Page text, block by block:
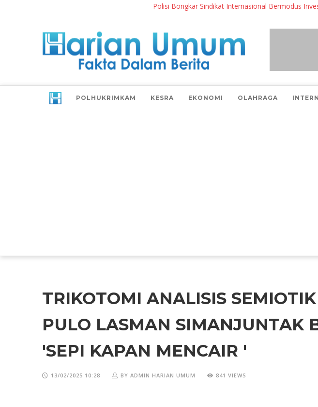
Polisi Bongkar Sindikat Internasional Bermodus Investasi
POLHUKRIMKAM KESRA EKONOMI OLAHRAGA
TRIKOTOMI ANALISIS
PULO LASMAN SIMANJUNTAK
'SEPI KAPAN MENCAIR '
13/02/2025 10:28 BY ADMIN HARIAN UMUM 841 VIEWS